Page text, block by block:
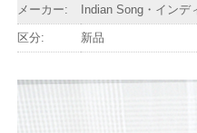
メーカー: Indian Song・インデ
区分: 新品